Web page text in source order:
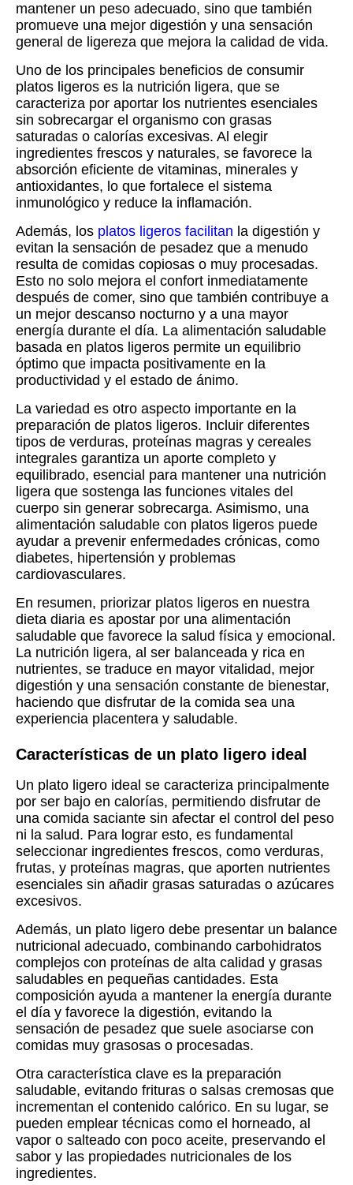
mantener un peso adecuado, sino que también
promueve una mejor digestión y una sensación
general de ligereza que mejora la calidad de vida.
Uno de los principales beneficios de consumir
platos ligeros es la nutrición ligera, que se
caracteriza por aportar los nutrientes esenciales
sin sobrecargar el organismo con grasas
saturadas o calorías excesivas. Al elegir
ingredientes frescos y naturales, se favorece la
absorción eficiente de vitaminas, minerales y
antioxidantes, lo que fortalece el sistema
inmunológico y reduce la inflamación.
Además, los platos ligeros facilitan la digestión y
evitan la sensación de pesadez que a menudo
resulta de comidas copiosas o muy procesadas.
Esto no solo mejora el confort inmediatamente
después de comer, sino que también contribuye a
un mejor descanso nocturno y a una mayor
energía durante el día. La alimentación saludable
basada en platos ligeros permite un equilibrio
óptimo que impacta positivamente en la
productividad y el estado de ánimo.
La variedad es otro aspecto importante en la
preparación de platos ligeros. Incluir diferentes
tipos de verduras, proteínas magras y cereales
integrales garantiza un aporte completo y
equilibrado, esencial para mantener una nutrición
ligera que sostenga las funciones vitales del
cuerpo sin generar sobrecarga. Asimismo, una
alimentación saludable con platos ligeros puede
ayudar a prevenir enfermedades crónicas, como
diabetes, hipertensión y problemas
cardiovasculares.
En resumen, priorizar platos ligeros en nuestra
dieta diaria es apostar por una alimentación
saludable que favorece la salud física y emocional.
La nutrición ligera, al ser balanceada y rica en
nutrientes, se traduce en mayor vitalidad, mejor
digestión y una sensación constante de bienestar,
haciendo que disfrutar de la comida sea una
experiencia placentera y saludable.
Características de un plato ligero ideal
Un plato ligero ideal se caracteriza principalmente
por ser bajo en calorías, permitiendo disfrutar de
una comida saciante sin afectar el control del peso
ni la salud. Para lograr esto, es fundamental
seleccionar ingredientes frescos, como verduras,
frutas, y proteínas magras, que aporten nutrientes
esenciales sin añadir grasas saturadas o azúcares
excesivos.
Además, un plato ligero debe presentar un balance
nutricional adecuado, combinando carbohidratos
complejos con proteínas de alta calidad y grasas
saludables en pequeñas cantidades. Esta
composición ayuda a mantener la energía durante
el día y favorece la digestión, evitando la
sensación de pesadez que suele asociarse con
comidas muy grasosas o procesadas.
Otra característica clave es la preparación
saludable, evitando frituras o salsas cremosas que
incrementan el contenido calórico. En su lugar, se
pueden emplear técnicas como el horneado, al
vapor o salteado con poco aceite, preservando el
sabor y las propiedades nutricionales de los
ingredientes.